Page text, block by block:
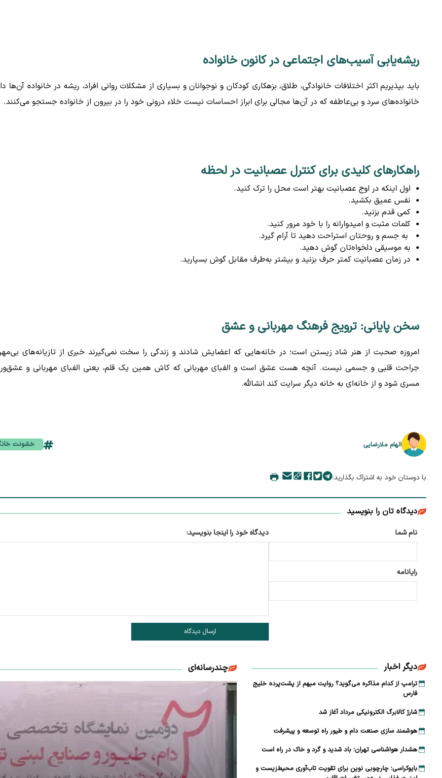
ریشه‌یابی آسیب‌های اجتماعی در کانون خانواده
باید بپذیریم‌‌ اکثر اختلافات خانوادگی، طلاق، بزهکاری کودکان و نوجوانان و بسیاری از مشکلات روانی افراد، ریشه در خانواده آن‌ها
خانواده‌های سرد و بی‌عاطفه‌ که در آن‌ها مجالی برای ابراز احساسات نیست خلاء درونی خود را در بیرون از خانواده جستجو می‌کنند.
راهکارهای کلیدی برای کنترل عصبانیت در لحظه
اول اینکه در اوج عصبانیت بهتر است محل را ترک کنید.
نفس عمیق بکشید.
کمی قدم بزنید.
کلمات مثبت و امیدوارانه را با خود مرور کنید.
به جسم‌ و روحتان استراحت دهید تا آرام‌‌ گیرد.
به موسیقی دلخواه‌تان گوش دهید.
در زمان عصبانیت کمتر حرف بزنید و بیشتر به‌طرف مقابل گوش بسپارید.
سخن پایانی: ترویج فرهنگ مهربانی و عشق
امروزه صحبت از هنر شاد زیستن است؛ در خانه‌هایی که اعضایش شادند و زندگی را سخت نمی‌گیرند خبری از تازیانه‌های
جراحت قلبی و جسمی نیست. آنچه هست عشق است و الفبای مهربانی که کاش همین یک قلم، یعنی الفبای مهربانی و
مسری شود و از خانه‌ای به خانه دیگر سرایت کند انشالله.
الهام ملارضایی خشونت
با دوستان خود به اشتراک بگذارید:
دیدگاه تان را بنویسید
نام شما
رایانامه
دیدگاه خود را اینجا بنویسید:
ارسال دیدگاه
دیگر اخبار
ترامپ از کدام مذاکره می‌گوید؟ روایت مبهم از پشت‌پرده خلیج
فارس
شارژ کالابرگ الکترونیکی مرداد آغاز شد
هوشمند سازی صنعت دام و طیور راه توسعه و پیشرفت
هشدار هواشناسی تهران؛ باد شدید و گرد و خاک در راه است
بایوکراسی؛ چارچوبی نوین برای تقویت تاب‌آوری محیط‌زیست و
چندرسانه‌ای